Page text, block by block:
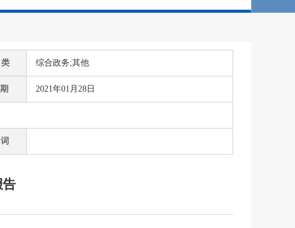
综合政务;其他
2021年01月28日
告